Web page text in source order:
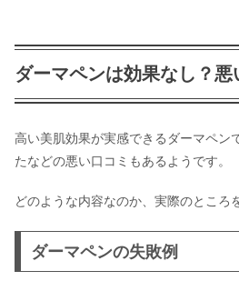
ダーマペンは効果なし？悪
高い美肌効果が実感できるダーマペン
たなどの悪い口コミもあるようです。
どのような内容なのか、実際のところ
ダーマペンの失敗例